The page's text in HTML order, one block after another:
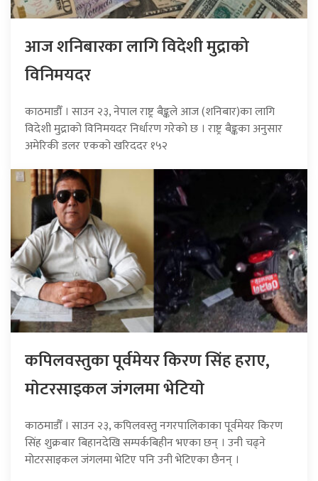
आज शनिबारका लागि विदेशी मुद्राको
विनिमयदर
काठमाडौँ । साउन २३, नेपाल राष्ट्र बैङ्कले आज (शनिबार)का लागि
विदेशी मुद्राको विनिमयदर निर्धारण गरेको छ । राष्ट्र बैङ्कका अनुसार
अमेरिकी डलर एकको खरिददर १५२
कपिलवस्तुका पूर्वमेयर किरण सिंह हराए,
माेटरसाइकल जंगलमा भेटियाे
काठमाडौँ । साउन २३, कपिलवस्तु नगरपालिकाका पूर्वमेयर किरण
सिंह शुक्रबार बिहानदेखि सम्पर्कबिहीन भएका छन् । उनी चढ्ने
मोटरसाइकल जंगलमा भेटिए पनि उनी भेटिएका छैनन् ।